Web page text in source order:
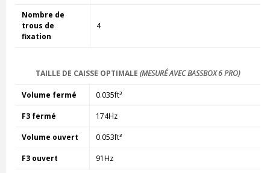
Nombre de
trous de
fixation
4
TAILLE DE CAISSE OPTIMALE(MESURÉ AVEC BASSBOX 6 PRO)
Volume fermé 0.035ft³
F3 fermé 174Hz
Volume ouvert 0.053ft³
F3 ouvert 91Hz